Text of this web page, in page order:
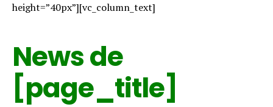
height=”40px”][vc_column_text]
News de
[page_title]